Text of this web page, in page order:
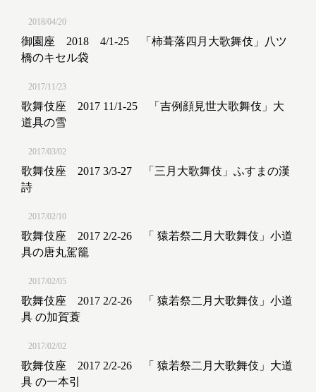
2018/04/20
御園座 2018 4/1-25 「柿葺落四月大歌舞伎」八ツ
橋のキセル袋
2017/11/23
歌舞伎座 2017 11/1-25 「吉例顔見世大歌舞伎」大
道具の雪
2017/03/02
歌舞伎座 2017 3/3-27 「三月大歌舞伎」ふすまの漢
詩
2017/02/10
歌舞伎座 2017 2/2-26 「 猿若祭二月大歌舞伎」小道
具の唐丸駕籠
2017/02/05
歌舞伎座 2017 2/2-26 「 猿若祭二月大歌舞伎」小道
具 の加賀蓑
2017/02/02
歌舞伎座 2017 2/2-26 「 猿若祭二月大歌舞伎」大道
具 の一本引